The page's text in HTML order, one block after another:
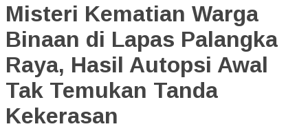
Misteri Kematian Warga
Binaan di Lapas Palangka
Raya, Hasil Autopsi Awal
Tak Temukan Tanda
Kekerasan